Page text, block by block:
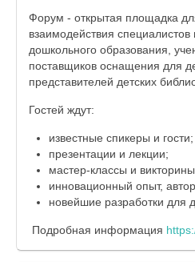
Форум - открытая площадка
взаимодействия
дошкольного образования,
поставщиков оснащения для
представителей детских
Гостей ждут:
известные спикеры и гости;
презентации и лекции;
мастер-классы и
инновационный опыт,
новейшие разработки для
Подробная информация